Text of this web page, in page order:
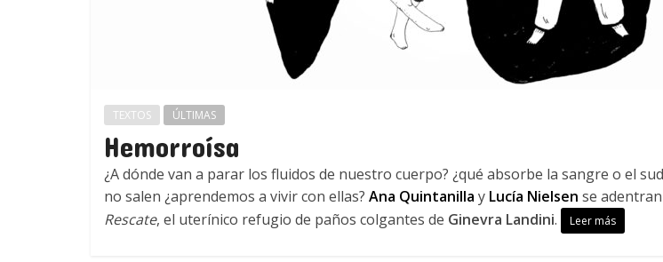
TEXTOS ÚLTIMAS
Hemorroísa
¿A dónde van a parar los fluidos de nuestro cuerpo? ¿qué absorbe la sangre o el
no salen ¿aprendemos a vivir con ellas? Ana Quintanilla y Lucía Nielsen se
Rescate, el uterínico refugio de paños colgantes de Ginevra Landini. Leer más